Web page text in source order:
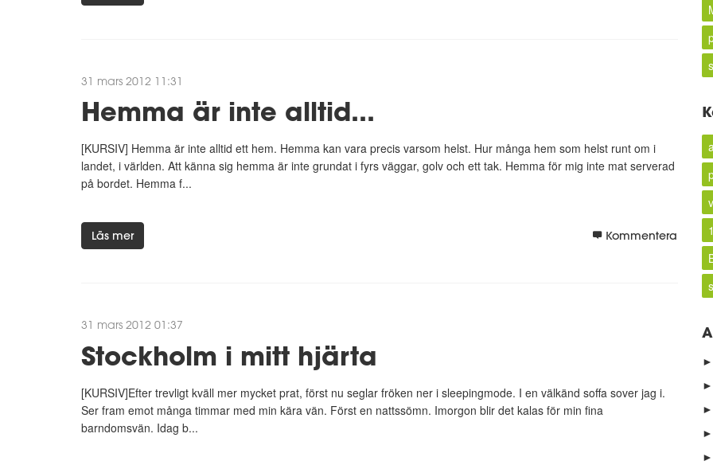
31 mars 2012 11:31
Hemma är inte alltid...
[KURSIV] Hemma är inte alltid ett hem. Hemma kan vara precis varsom helst. Hur många hem som helst runt om i
landet, i världen. Att känna sig hemma är inte grundat i fyrs väggar, golv och ett tak. Hemma för mig inte mat serverad
på bordet. Hemma f...
Läs mer Kommentera
31 mars 2012 01:37
Stockholm i mitt hjärta
[KURSIV]Efter trevligt kväll mer mycket prat, först nu seglar fröken ner i sleepingmode. I en välkänd soffa sover jag i.
Ser fram emot många timmar med min kära vän. Först en nattssömn. Imorgon blir det kalas för min fina
barndomsvän. Idag b...
►
►
►
►
►